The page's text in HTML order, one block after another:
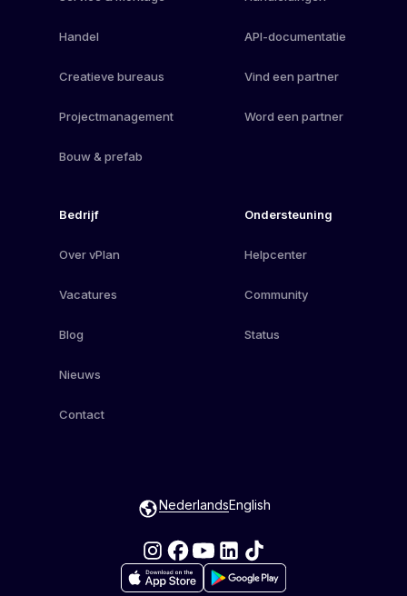
Handel
Creatieve bureaus
Projectmanagement
Bouw & prefab
API-documentatie
Vind een partner
Word een partner
Bedrijf
Over vPlan
Vacatures
Blog
Nieuws
Contact
Ondersteuning
Helpcenter
Community
Status
English
Nederlands